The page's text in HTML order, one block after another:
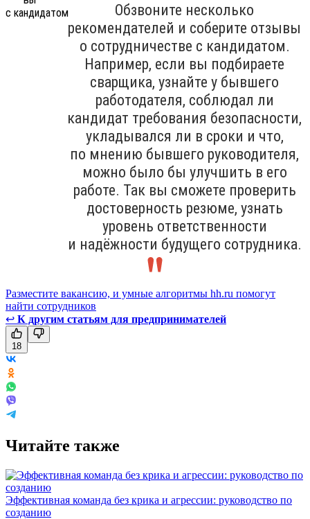
Обзвоните несколько
рекомендателей и соберите отзывы
о сотрудничестве с кандидатом.
Например, если вы подбираете
сварщика, узнайте у бывшего
работодателя, соблюдал ли
кандидат требования безопасности,
укладывался ли в сроки и что,
по мнению бывшего руководителя,
можно было бы улучшить в его
работе. Так вы сможете проверить
достоверность резюме, узнать
уровень ответственности
и надёжности будущего сотрудника.
Разместите вакансию, и умные алгоритмы hh.ru помогут
найти сотрудников
↩ К другим статьям для предпринимателей
18
Читайте также
Эффективная команда без крика и агрессии: руководство по
созданию